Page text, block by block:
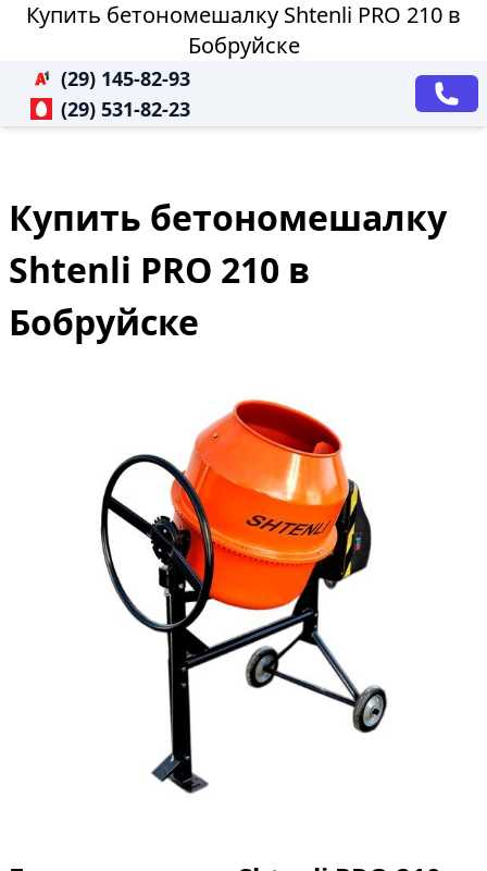
Купить бетономешалку Shtenli PRO 210 в
Бобруйске
(29) 145-82-93
(29) 531-82-23
Купить бетономешалку
Shtenli PRO 210 в
Бобруйске